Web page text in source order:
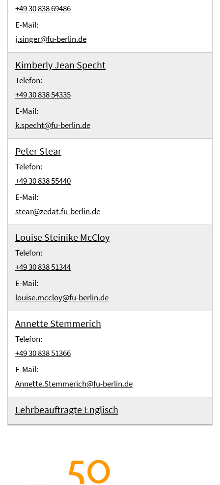
+49 30 838 69486
E-Mail:
j.singer@fu-berlin.de
Kimberly Jean Specht
Telefon:
+49 30 838 54335
E-Mail:
k.specht@fu-berlin.de
Peter Stear
Telefon:
+49 30 838 55440
E-Mail:
stear@zedat.fu-berlin.de
Louise Steinike McCloy
Telefon:
+49 30 838 51344
E-Mail:
louise.mccloy@fu-berlin.de
Annette Stemmerich
Telefon:
+49 30 838 51366
E-Mail:
Annette.Stemmerich@fu-berlin.de
Lehrbeauftragte Englisch